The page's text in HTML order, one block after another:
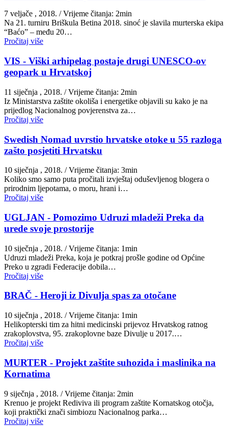
7 veljače , 2018. / Vrijeme čitanja: 2min
Na 21. turniru Briškula Betina 2018. sinoć je slavila murterska ekipa
“Baćo” – među 20…
Pročitaj više
VIS - Viški arhipelag postaje drugi UNESCO-ov
geopark u Hrvatskoj
11 siječnja , 2018. / Vrijeme čitanja: 2min
Iz Ministarstva zaštite okoliša i energetike objavili su kako je na
prijedlog Nacionalnog povjerenstva za…
Pročitaj više
Swedish Nomad uvrstio hrvatske otoke u 55 razloga
zašto posjetiti Hrvatsku
10 siječnja , 2018. / Vrijeme čitanja: 3min
Koliko smo samo puta pročitali izvještaj oduševljenog blogera o
prirodnim ljepotama, o moru, hrani i…
Pročitaj više
UGLJAN - Pomozimo Udruzi mladeži Preka da
urede svoje prostorije
10 siječnja , 2018. / Vrijeme čitanja: 1min
Udruzi mladeži Preka, koja je potkraj prošle godine od Općine
Preko u zgradi Federacije dobila…
Pročitaj više
BRAČ - Heroji iz Divulja spas za otočane
10 siječnja , 2018. / Vrijeme čitanja: 1min
Helikopterski tim za hitni medicinski prijevoz Hrvatskog ratnog
zrakoplovstva, 95. zrakoplovne baze Divulje u 2017.…
Pročitaj više
MURTER - Projekt zaštite suhozida i maslinika na
Kornatima
9 siječnja , 2018. / Vrijeme čitanja: 2min
Krenuo je projekt Rediviva ili program zaštite Kornatskog otočja,
koji praktički znači simbiozu Nacionalnog parka…
Pročitaj više